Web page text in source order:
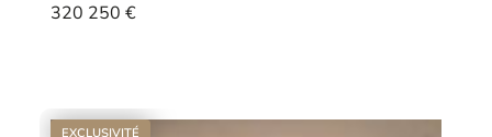
320 250 €
EXCLUSIVITÉ